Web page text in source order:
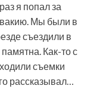
я попал за
Мы были в
съездили в
Как-то с
съемки
рассказывал…